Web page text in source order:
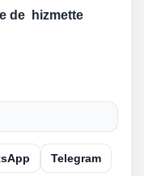
de hizmette
Telegram